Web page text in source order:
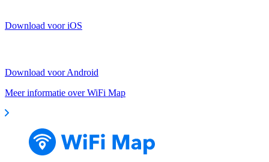
Download voor iOS
Download voor Android
Meer informatie over WiFi Map